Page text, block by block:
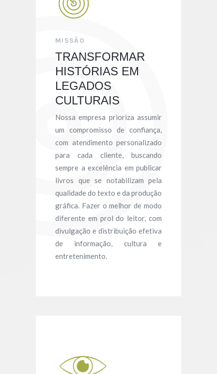
MISSÃO
TRANSFORMAR
HISTÓRIAS EM
LEGADOS
CULTURAIS
Nossa empresa prioriza assumir
um compromisso de confiança,
com atendimento personalizado
para cada cliente, buscando
sempre a excelência em publicar
livros que se notabilizam pela
qualidade do texto e da produção
gráfica. Fazer o melhor de modo
diferente em prol do leitor, com
divulgação e distribuição efetiva
de informação, cultura e
entretenimento.